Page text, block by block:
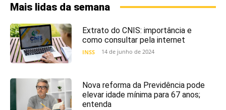
Mais lidas da semana
Extrato do CNIS: importância e
como consultar pela internet
INSS 14 de junho de 2024
Nova reforma da Previdência pode
elevar idade mínima para 67 anos;
entenda